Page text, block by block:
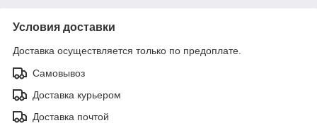
Условия доставки
Доставка осуществляется только по предоплате.
Самовывоз
Доставка курьером
Доставка почтой